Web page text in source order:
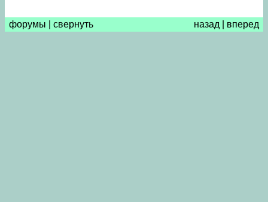
форумы свернуть назад вперед